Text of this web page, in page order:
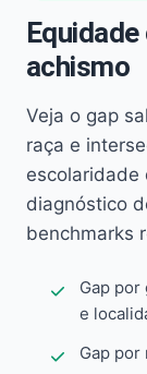
achismo
Veja o gap
raça e
escolaridade
diagnóstico
benchmarks
Gap
e
Gap por